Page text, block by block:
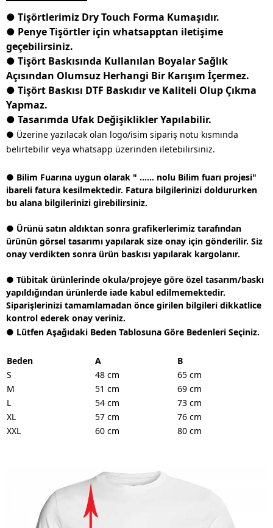
● Tişörtlerimiz Dry Touch Forma Kumaşıdır.
● Penye Tişörtler için whatsapptan iletişime
geçebilirsiniz.
● Tişört Baskısında Kullanılan Boyalar Sağlık
Açısından Olumsuz Herhangi Bir Karışım İçermez.
● Tişört Baskısı DTF Baskıdır ve Kaliteli Olup Çıkma
Yapmaz.
● Tasarımda Ufak Değişiklikler Yapılabilir.
● Üzerine yazılacak olan logo/isim sipariş notu kısmında
belirtebilir veya whatsapp üzerinden iletebilirsiniz.
● Bilim Fuarına uygun olarak " ...... nolu Bilim fuarı projesi"
ibareli fatura kesilmektedir. Fatura bilgilerinizi doldururken
bu alana bilgilerinizi girebilirsiniz.
● Ürünü satın aldıktan sonra grafikerlerimiz tarafından
ürünün görsel tasarımı yapılarak size onay için gönderilir. Siz
onay verdikten sonra ürün baskısı yapılarak kargolanır.
● Tübitak ürünlerinde okula/projeye göre özel tasarım/baskı
yapıldığından ürünlerde iade kabul edilmemektedir.
Siparişlerinizi tamamlamadan önce girilen bilgileri dikkatlice
kontrol ederek onay veriniz.
● Lütfen Aşağıdaki Beden Tablosuna Göre Bedenleri Seçiniz.
Beden A
B
S
48 cm
65 cm
M
51 cm
69 cm
L
54 cm
73 cm
XL
57 cm
76 cm
XXL
60 cm 80 cm